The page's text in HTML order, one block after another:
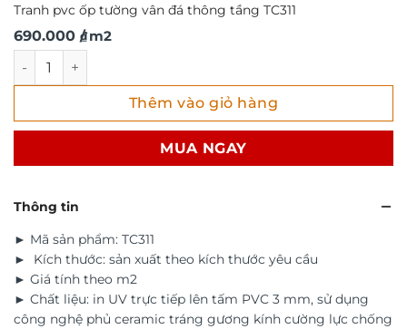
Tranh pvc ốp tường vân đá thông tầng TC311
690.000 ₫
/ m2
Tranh pvc ốp tường vân đá thông tầng TC311 số lượng
Thêm vào giỏ hàng
MUA NGAY
Thông tin
► Mã sản phẩm: TC311
► Kích thước: sản xuất theo kích thước yêu cầu
► Giá tính theo m2
► Chất liệu: in UV trực tiếp lên tấm PVC 3 mm, sử dụng
công nghệ phủ ceramic tráng gương kính cường lực chống